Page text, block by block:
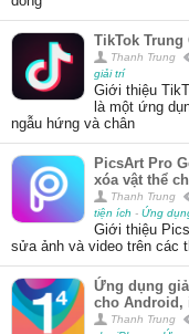
TikTok
Thanh Trung
giải trí
Giới thiệu
là một ứng
ngẫu hứng và chân
PicsArt Pro
xóa vật thể
Thanh Trung
tiện ích - Ứng
Giới thiệu
sửa ảnh và video trên các
Ứng dụng
cho Android,
Thanh Trung